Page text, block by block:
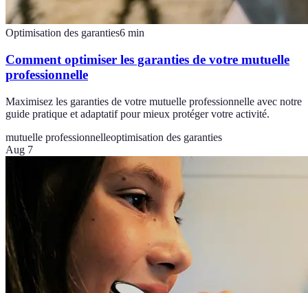
Optimisation des garanties6 min
Comment optimiser les garanties de votre mutuelle
professionnelle
Maximisez les garanties de votre mutuelle professionnelle avec notre
guide pratique et adaptatif pour mieux protéger votre activité.
mutuelle professionnelleoptimisation des garanties
Aug 7